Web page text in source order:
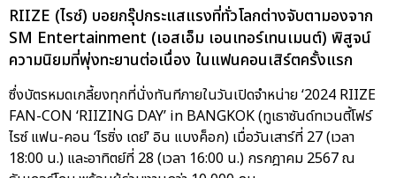
RIIZE (ไรซ์) บอยกรุ๊ปกระแสแรงที่ทั่วโลกต่างจับตามองจาก
SM Entertainment (เอสเอ็ม เอนเทอร์เทนเมนต์) พิสูจน์
ความนิยมที่พุ่งทะยานต่อเนื่อง ในแฟนคอนเสิร์ตครั้งแรก
ซึ่งบัตรหมดเกลี้ยงทุกที่นั่งทันทีภายในวันเปิดจำหน่าย ‘2024 RIIZE
FAN-CON ‘RIIZING DAY’ in BANGKOK (ทูเธาซันด์ทเวนตี้โฟร์
ไรซ์ แฟน-คอน ‘ไรซิ่ง เดย์’ อิน แบงค็อก) เมื่อวันเสาร์ที่ 27 (เวลา
18:00 น.) และอาทิตย์ที่ 28 (เวลา 16:00 น.) กรกฎาคม 2567 ณ